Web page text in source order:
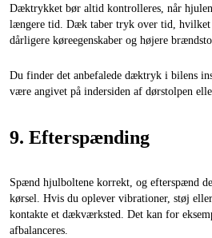
Dæktrykket bør altid kontrolleres, når
længere tid. Dæk taber tryk over tid,
dårligere køreegenskaber og højere
Du finder det anbefalede dæktryk i bilens
være angivet på indersiden af dørstolpen
9. Efterspænding
Spænd hjulboltene korrekt, og efterspænd
kørsel. Hvis du oplever vibrationer, støj
kontakte et dækværksted. Det kan for
afbalanceres.